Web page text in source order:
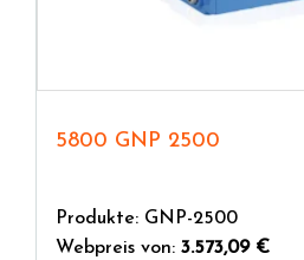
5800 GNP 2500
Produkte: GNP-2500
Webpreis von: 3.573,09 €